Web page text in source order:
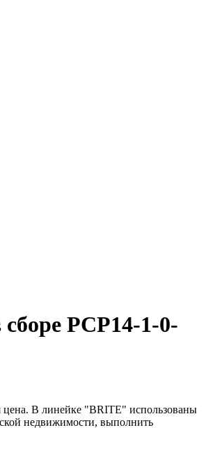
РСР14-1-0-
цена. В линейке "BRITE" использованы
недвижимости, выполнить